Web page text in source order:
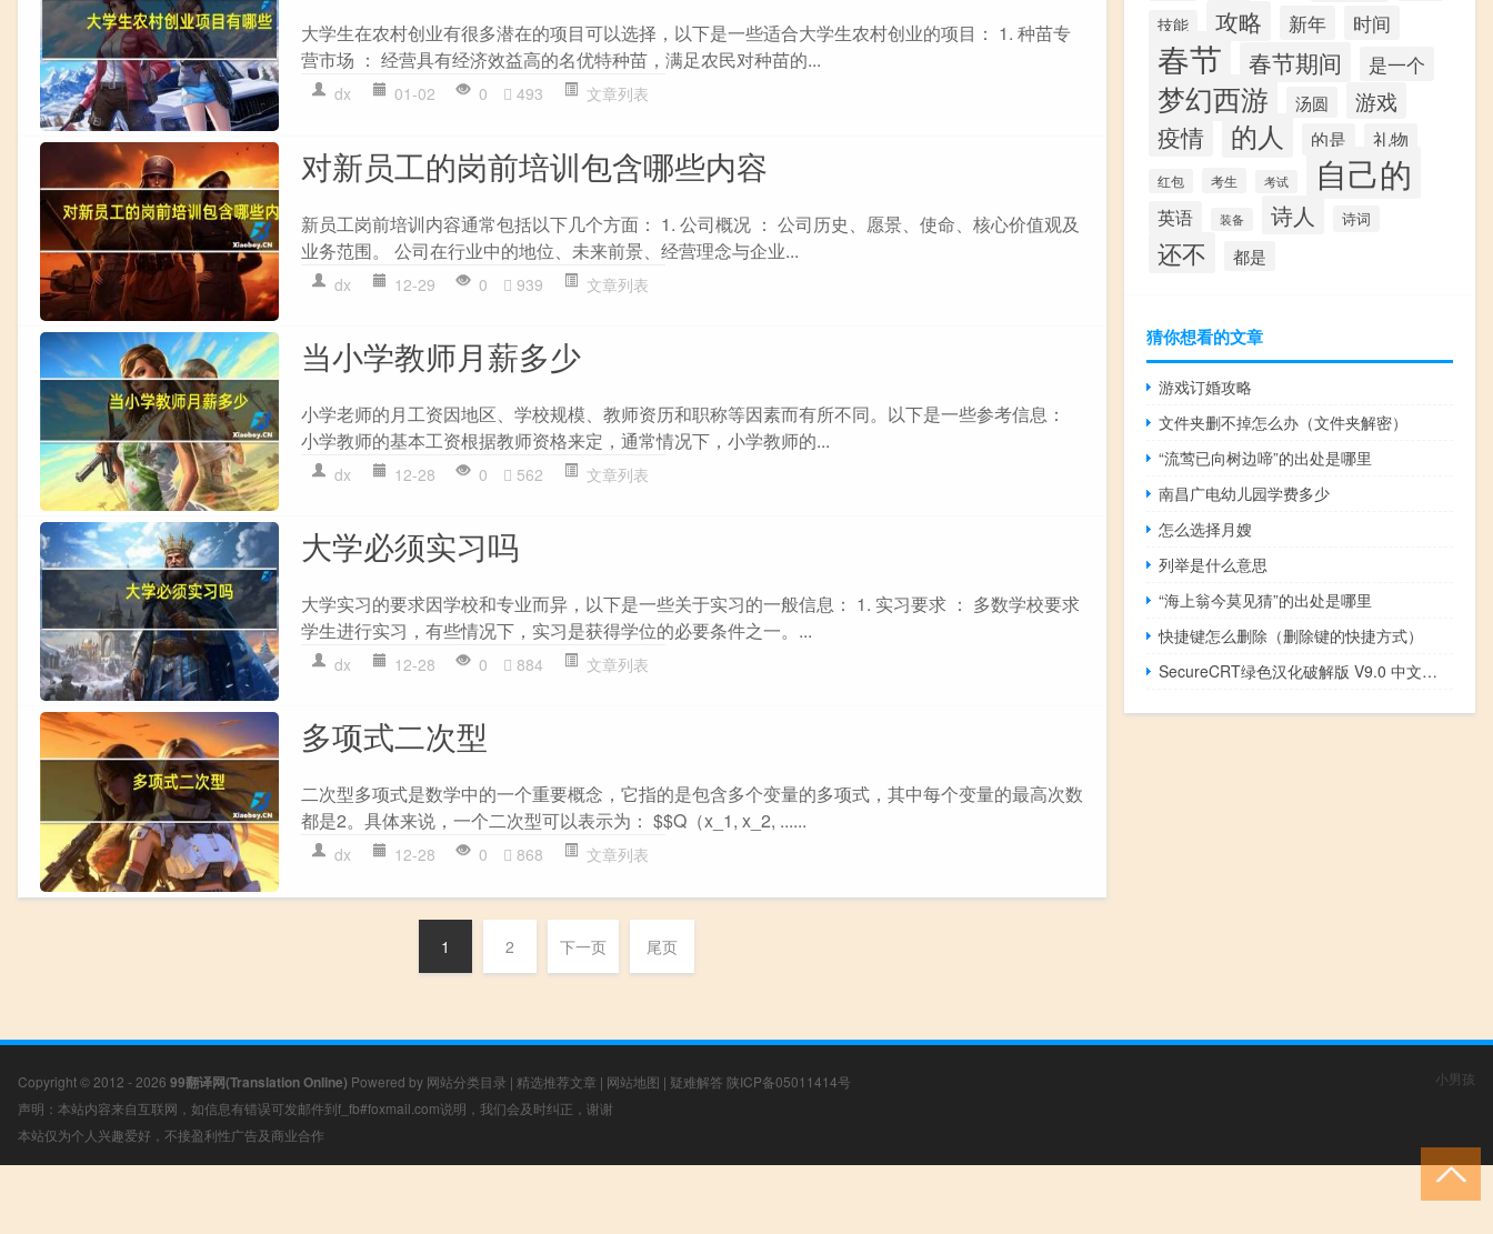
大学生在农村创业有很多潜在的项目可以选择，以下是一些适合大学生农村创业的项目： 1. 种苗专
营市场 ： 经营具有经济效益高的名优特种苗，满足农民对种苗的...
dx 01-02 0 493 文章列表
对新员工的岗前培训包含哪些内容
新员工岗前培训内容通常包括以下几个方面： 1. 公司概况 ： 公司历史、愿景、使命、核心价值观及
业务范围。 公司在行业中的地位、未来前景、经营理念与企业...
dx 12-29 0 939 文章列表
当小学教师月薪多少
小学老师的月工资因地区、学校规模、教师资历和职称等因素而有所不同。以下是一些参考信息：
小学教师的基本工资根据教师资格来定，通常情况下，小学教师的...
dx 12-28 0 562 文章列表
大学必须实习吗
大学实习的要求因学校和专业而异，以下是一些关于实习的一般信息： 1. 实习要求 ： 多数学校要求
学生进行实习，有些情况下，实习是获得学位的必要条件之一。...
dx 12-28 0 884 文章列表
多项式二次型
二次型多项式是数学中的一个重要概念，它指的是包含多个变量的多项式，其中每个变量的最高次数
都是2。具体来说，一个二次型可以表示为： $$Q（x_1, x_2, ......
dx 12-28 0 868 文章列表
1 2 下一页 尾页
技能 攻略 新年 时间
春节 春节期间 是一个
梦幻西游 汤圆 游戏
疫情 的人 的是 礼物
红包 考生 考试 自己的
英语 装备 诗人 诗词
还不 都是
猜你想看的文章
游戏订婚攻略
文件夹删不掉怎么办（文件夹解密）
“流莺已向树边啼”的出处是哪里
南昌广电幼儿园学费多少
怎么选择月嫂
列举是什么意思
“海上翁今莫见猜”的出处是哪里
快捷键怎么删除（删除键的快捷方式）
SecureCRT绿色汉化破解版 V9.0 中文免费版（SecureCRT绿色汉化破解版 V9.0 中文免费版功能简介）
Copyright © 2012 - 2026 99翻译网(Translation Online) Powered by 网站分类目录 | 精选推荐文章 | 网站地图 | 疑难解答 陕ICP备05011414号
声明：本站内容来自互联网，如信息有错误可发邮件到f_fb#foxmail.com说明，我们会及时纠正，谢谢
本站仅为个人兴趣爱好，不接盈利性广告及商业合作
小男孩